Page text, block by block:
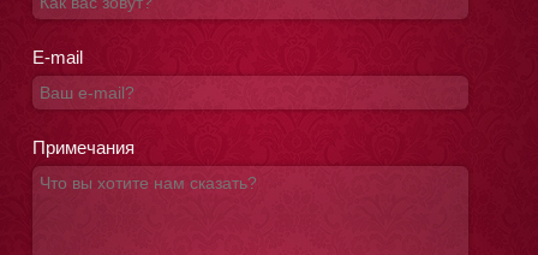
E-mail
Примечания